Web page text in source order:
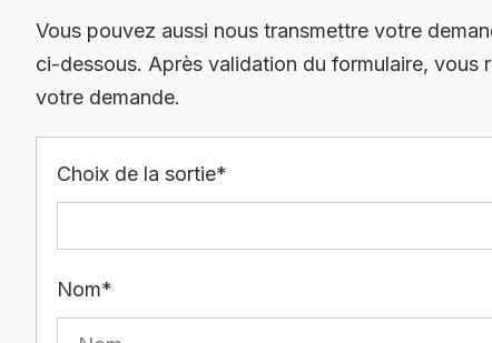
Vous pouvez aussi nous transmettre votre
ci-dessous. Après validation du formulaire, vous
votre demande.
Choix de la sortie*
Nom*